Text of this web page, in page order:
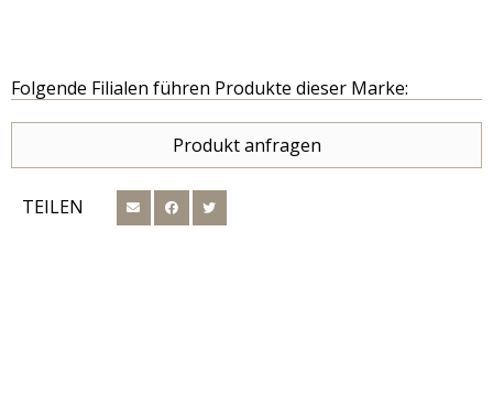
Folgende Filialen führen Produkte dieser Marke:
Produkt anfragen
TEILEN